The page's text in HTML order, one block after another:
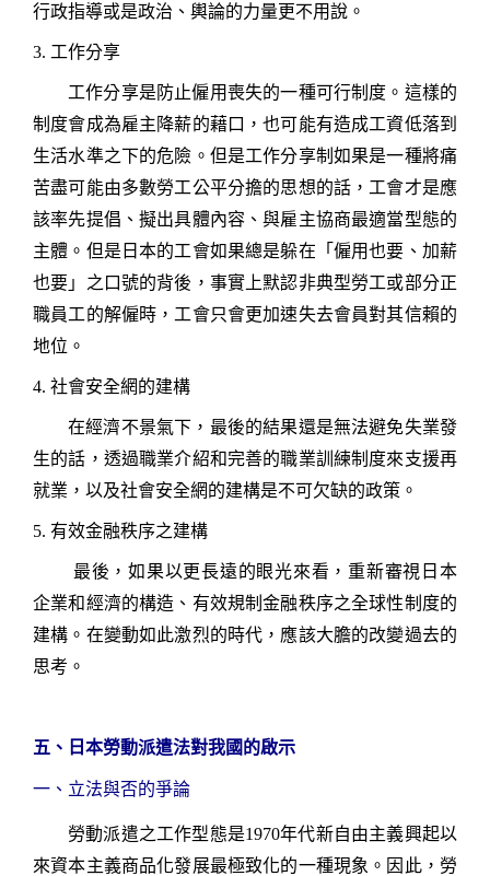
行政指導或是政治、輿論的力量更不用說。
3. 工作分享
工作分享是防止僱用喪失的一種可行制度。這樣的
制度會成為雇主降薪的藉口，也可能有造成工資低落到
生活水準之下的危險。但是工作分享制如果是一種將痛
苦盡可能由多數勞工公平分擔的思想的話，工會才是應
該率先提倡、擬出具體內容、與雇主協商最適當型態的
主體。但是日本的工會如果總是躲在「僱用也要、加薪
也要」之口號的背後，事實上默認非典型勞工或部分正
職員工的解僱時，工會只會更加速失去會員對其信賴的
地位。
4. 社會安全網的建構
在經濟不景氣下，最後的結果還是無法避免失業發
生的話，透過職業介紹和完善的職業訓練制度來支援再
就業，以及社會安全網的建構是不可欠缺的政策。
5. 有效金融秩序之建構
最後，如果以更長遠的眼光來看，重新審視日本
企業和經濟的構造、有效規制金融秩序之全球性制度的
建構。在變動如此激烈的時代，應該大膽的改變過去的
思考。
五、 日本勞動派遣法對我國的啟示
一、立法與否的爭論
勞動派遣之工作型態是1970年代新自由主義興起以
來資本主義商品化發展最極致化的一種現象。因此，勞